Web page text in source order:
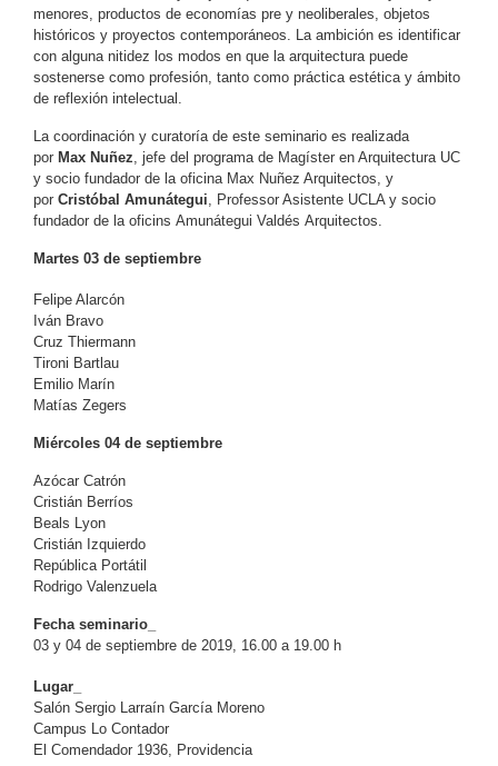
menores, productos de economías pre y neoliberales, objetos
históricos y proyectos contemporáneos. La ambición es identificar
con alguna nitidez los modos en que la arquitectura puede
sostenerse como profesión, tanto como práctica estética y ámbito
de reflexión intelectual.
La coordinación y curatoría de este seminario es realizada
por Max Nuñez , jefe del programa de Magíster en Arquitectura UC
y socio fundador de la oficina Max Nuñez Arquitectos, y
por Cristóbal Amunátegui
Professor Asistente UCLA y socio
fundador de la oficins Amunátegui Valdés Arquitectos.
Martes 03 de septiembre
Felipe Alarcón
Iván Bravo
Cruz Thiermann
Tironi Bartlau
Emilio Marín
Matías Zegers
Miércoles 04 de septiembre
Azócar Catrón
Cristián Berríos
Beals Lyon
Cristián Izquierdo
República Portátil
Rodrigo Valenzuela
Fecha seminario_
03 y 04 de septiembre de 2019, 16.00 a 19.00 h
Lugar_
Salón Sergio Larraín García Moreno
Campus Lo Contador
El Comendador 1936, Providencia